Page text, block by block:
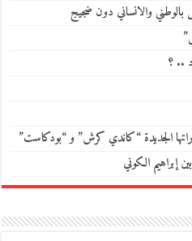
والانساني دون ضجيج
.. ؟
الجديدة “كاندي كرش” و “بودكاست”
إبراهيم الكوني